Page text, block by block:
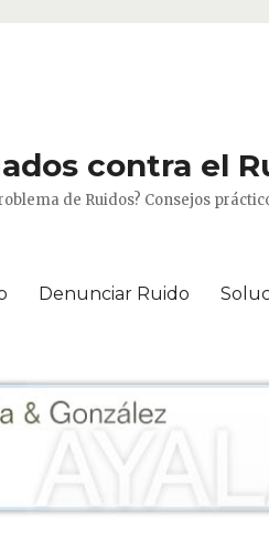
contra el
de Ruidos? Consejos
Denunciar Ruido